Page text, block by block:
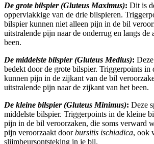
De grote bilspier (Gluteus Maximus): Dit is
oppervlakkige van de drie bilspieren.
bilspier kunnen niet alleen pijn in de bil
uitstralende pijn naar de onderrug en langs de
been.
De middelste bilspier (Gluteus Medius):
bedekt door de grote bilspier. Triggerpoints in
kunnen pijn in de zijkant van de bil
uitstralende pijn naar de zijkant van het been.
De kleine bilspier (Gluteus Minimus): Deze
middelste bilspier. Triggerpoints in de kleine
pijn in de bil veroorzaken, die soms verward
pijn veroorzaakt doorbursitis ischiadica, ook
slijmbeursontsteking in je bil.